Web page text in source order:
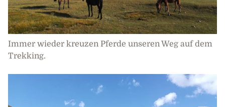
Immer wieder kreuzen Pferde unseren Weg auf dem
Trekking.